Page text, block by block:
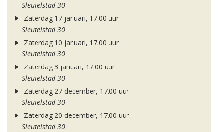
Sleutelstad 30
Zaterdag 17 januari, 17.00 uur
Sleutelstad 30
Zaterdag 10 januari, 17.00 uur
Sleutelstad 30
Zaterdag 3 januari, 17.00 uur
Sleutelstad 30
Zaterdag 27 december, 17.00 uur
Sleutelstad 30
Zaterdag 20 december, 17.00 uur
Sleutelstad 30